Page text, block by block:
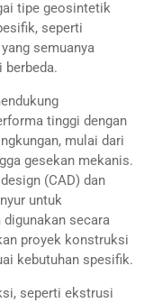
tipe geosintetik
seperti
semuanya
tinggi dengan
mulai dari
gesekan mekanis.
(CAD) dan
untuk
secara
proyek konstruksi
kebutuhan spesifik.
seperti ekstrusi